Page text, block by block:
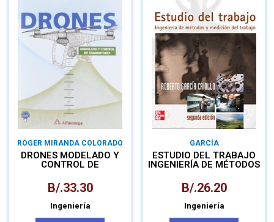
ROGER MIRANDA COLORADO
DRONES MODELADO Y
CONTROL DE
B/.33.30
Ingeniería
GARCÍA
ESTUDIO DEL TRABAJO
INGENIERÍA DE MÉTODOS
TRABAJO
B/.26.20
Ingeniería